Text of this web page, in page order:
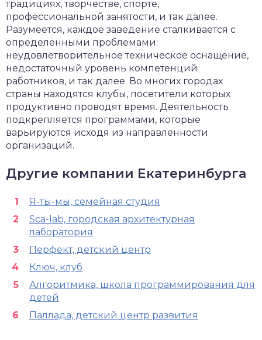
традициях, творчестве, спорте,
профессиональной занятости, и так далее.
Разумеется, каждое заведение сталкивается с
определёнными проблемами:
неудовлетворительное техническое оснащение,
недостаточный уровень компетенций
работников, и так далее. Во многих городах
страны находятся клубы, посетители которых
продуктивно проводят время. Деятельность
подкрепляется программами, которые
варьируются исходя из направленности
организаций.
Другие компании Екатеринбурга
Я-ты-мы, семейная студия
Sca-lab, городская архитектурная
лаборатория
Перфект, детский центр
Ключ, клуб
Алгоритмика, школа программирования для
детей
Паллада, детский центр развития